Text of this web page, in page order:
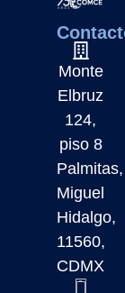
Monte
Elbruz
124,
piso 8
Palmitas,
Miguel
Hidalgo,
11560,
CDMX